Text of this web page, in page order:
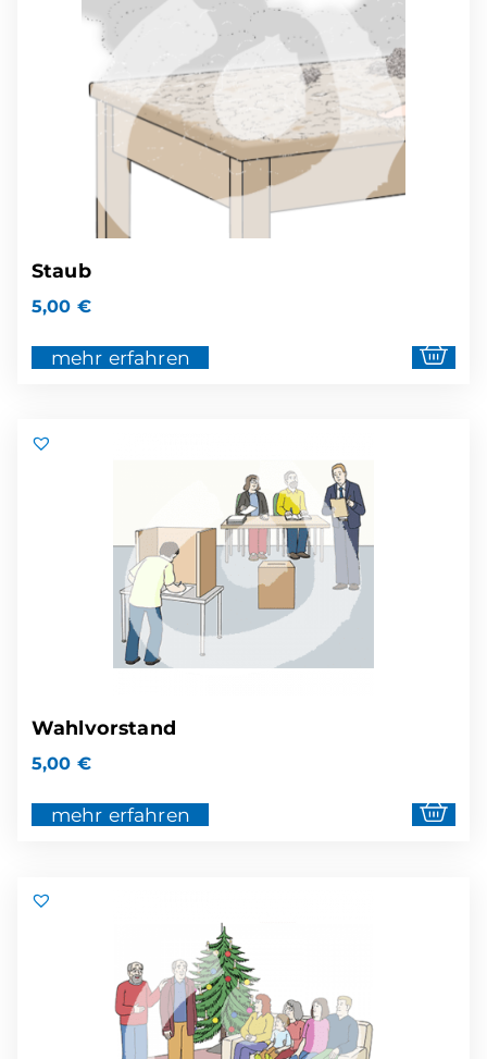
Staub
5,00 €
mehr erfahren
Wahlvorstand
5,00 €
mehr erfahren